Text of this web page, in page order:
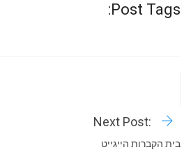
Post Tags:
Next Post:
בית הקברות הייגייט